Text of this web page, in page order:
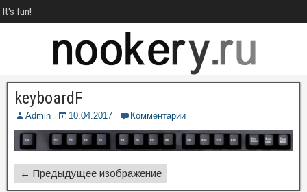
It's fun!
keyboardF
Admin 10.04.2017 Комментарии
← Предыдущее изображение